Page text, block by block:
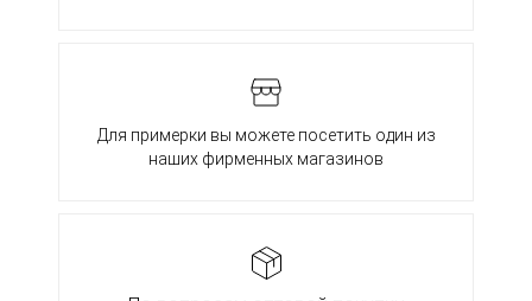
Для примерки вы можете посетить один из
наших фирменных магазинов